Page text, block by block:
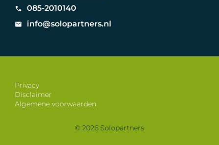
085-2010140
info@solopartners.nl
© 2026 Solopartners
Privacy
Disclaimer
Algemene voorwaarden